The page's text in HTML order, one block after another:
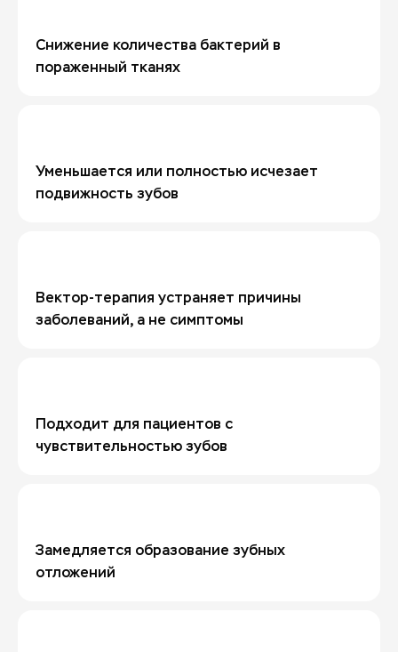
Снижение количества бактерий в
пораженный тканях
Уменьшается или полностью исчезает
подвижность зубов
Вектор-терапия устраняет причины
заболеваний, а не симптомы
Подходит для пациентов с
чувствительностью зубов
Замедляется образование зубных
отложений